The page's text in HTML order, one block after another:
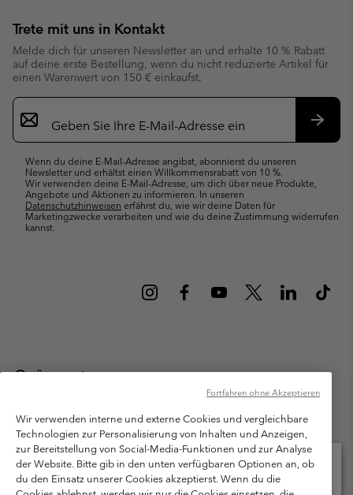
Trete mit uns in Kontakt
Melde dich für unseren Newsletter an und erhalte 10 % Rabatt
auf deine erste Bestellung, wenn du nicht reduzierte Artikel für
einen Warenwert von 150 € einkaufst.
Newsletter-
Anmeldung
Wenn du deine E-Mail-Adresse angibst, abonnierst du unseren
Newsletter und erhältst einen Willkommensrabatt von 10 %.
Wir verwenden deine E-Mail-Adresse, um dich über neue Produkte,
Angebote und Aktionen zu informieren. In unseren
Datenschutzhinweisen erfährst du, wie wir deine Daten für
Marketingzwecke verarbeiten und wie du deine Zustimmung widerrufen
kannst.
Österreich
Columbia Sportswear Austria GmbH. Moosfeldstraße 1, 5101
Bergheim, Salzburg Österreich. Alle Rechte vorbehalten.
Nutzungsbedingungen
Allgemeine Verkaufsbedingungen
Garantie
Datenschutzerklärung
Bestimmungen und Bedingungen des Mitglieder Programms
Wir verwenden interne und externe Cookies und vergleichbare
Technologien zur Personalisierung von Inhalten und Anzeigen,
zur Bereitstellung von Social-Media-Funktionen und zur Analyse
der Website. Bitte gib in den unten verfügbaren Optionen an, ob
du den Einsatz unserer Cookies akzeptierst. Wenn du die
Fortfahren ohne Akzeptieren